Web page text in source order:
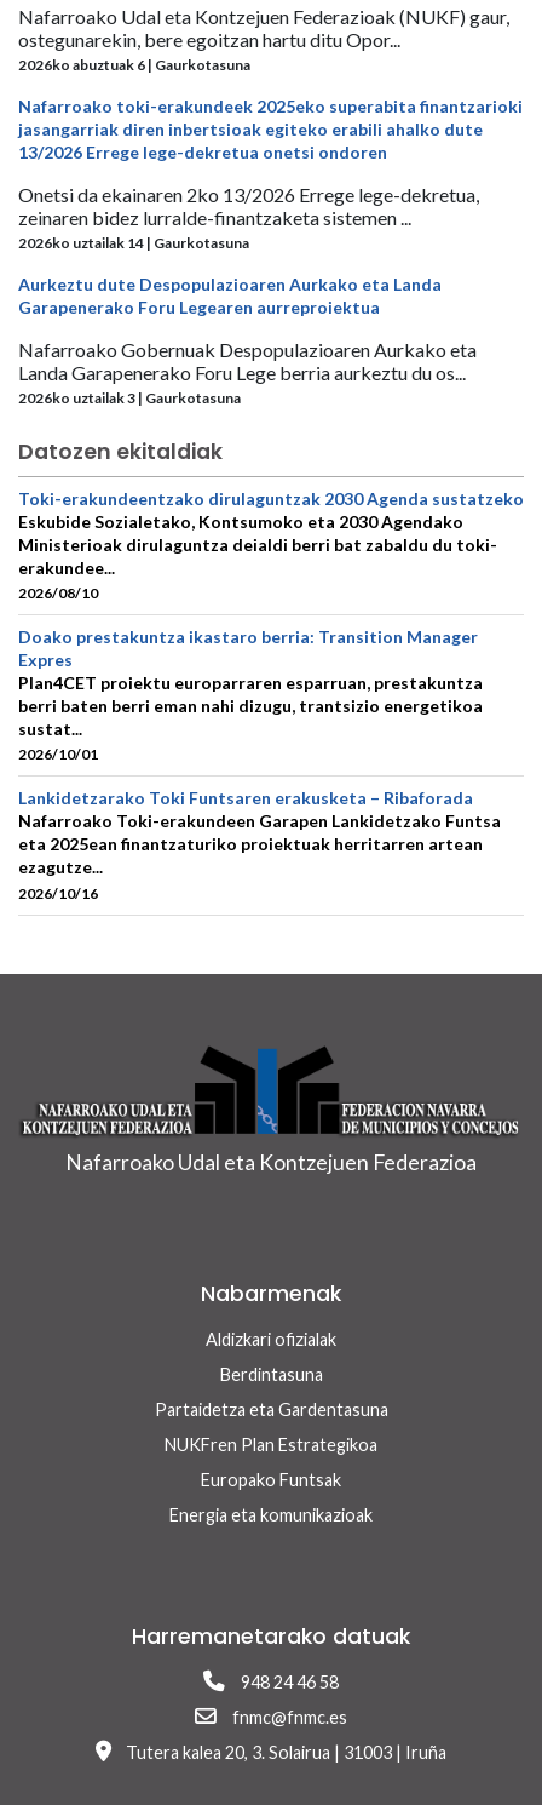
Nafarroako Udal eta Kontzejuen Federazioak (NUKF) gaur,
ostegunarekin, bere egoitzan hartu ditu Opor...
2026ko abuztuak 6 | Gaurkotasuna
Nafarroako toki-erakundeek 2025eko superabita finantzarioki
jasangarriak diren inbertsioak egiteko erabili ahalko dute
13/2026 Errege lege-dekretua onetsi ondoren
Onetsi da ekainaren 2ko 13/2026 Errege lege-dekretua,
zeinaren bidez lurralde-finantzaketa sistemen ...
2026ko uztailak 14 | Gaurkotasuna
Aurkeztu dute Despopulazioaren Aurkako eta Landa
Garapenerako Foru Legearen aurreproiektua
Nafarroako Gobernuak Despopulazioaren Aurkako eta
Landa Garapenerako Foru Lege berria aurkeztu du os...
2026ko uztailak 3 | Gaurkotasuna
Datozen ekitaldiak
Toki-erakundeentzako dirulaguntzak 2030 Agenda sustatzeko
Eskubide Sozialetako, Kontsumoko eta 2030 Agendako
Ministerioak dirulaguntza deialdi berri bat zabaldu du toki-
erakundee...
2026/08/10
Doako prestakuntza ikastaro berria: Transition Manager
Expres
Plan4CET proiektu europarraren esparruan, prestakuntza
berri baten berri eman nahi dizugu, trantsizio energetikoa
sustat...
2026/10/01
Lankidetzarako Toki Funtsaren erakusketa – Ribaforada
Nafarroako Toki-erakundeen Garapen Lankidetzako Funtsa
eta 2025ean finantzaturiko proiektuak herritarren artean
ezagutze...
2026/10/16
Nafarroako Udal eta Kontzejuen Federazioa
Nabarmenak
Aldizkari ofizialak
Berdintasuna
Partaidetza eta Gardentasuna
NUKFren Plan Estrategikoa
Europako Funtsak
Energia eta komunikazioak
Harremanetarako datuak
948 24 46 58
fnmc@fnmc.es
Tutera kalea 20, 3. Solairua | 31003 | Iruña